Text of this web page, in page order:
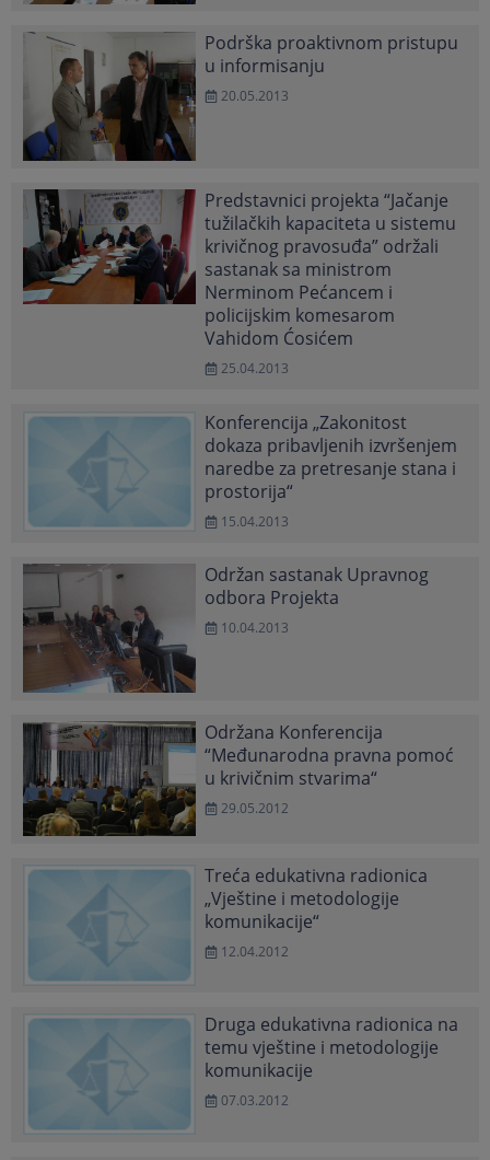
Podrška proaktivnom pristupu
u informisanju
20.05.2013
Predstavnici projekta “Jačanje
tužilačkih kapaciteta u sistemu
krivičnog pravosuđa” održali
sastanak sa ministrom
Nerminom Pećancem i
policijskim komesarom
Vahidom Ćosićem
25.04.2013
Konferencija „Zakonitost
dokaza pribavljenih izvršenjem
naredbe za pretresanje stana i
prostorija“
15.04.2013
Održan sastanak Upravnog
odbora Projekta
10.04.2013
Održana Konferencija
“Međunarodna pravna pomoć
u krivičnim stvarima“
29.05.2012
Treća edukativna radionica
„Vještine i metodologije
komunikacije“
12.04.2012
Druga edukativna radionica na
temu vještine i metodologije
komunikacije
07.03.2012